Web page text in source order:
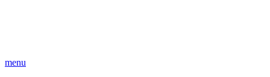
menu